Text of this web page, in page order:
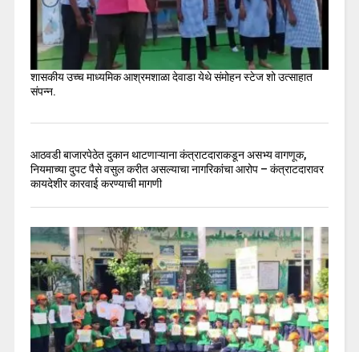
शासकीय उच्च माध्यमिक आश्रमशाळा देवाडा येथे संमोहन स्टेज शो उत्साहात
संपन्न.
आठवडी बाजारपेठेत दुकान थाटणाऱ्याना कंत्राटदाराकडून असभ्य वागणूक,
नियमाच्या दुपट पैसे वसुल करीत असल्याचा नागरिकांचा आरोप – कंत्राटदारावर
कायदेशीर कारवाई करण्याची मागणी